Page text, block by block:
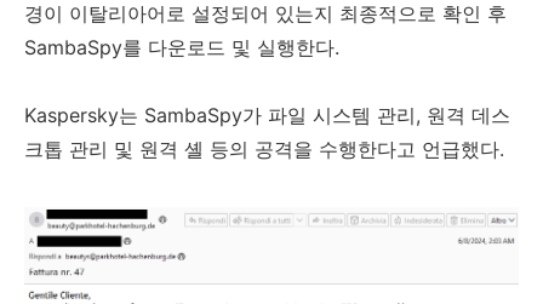
경이 이탈리아어로 설정되어 있는지 최종적으로 확인 후
SambaSpy를 다운로드 및 실행한다.
Kaspersky는 SambaSpy가 파일 시스템 관리, 원격 데스
크톱 관리 및 원격 셸 등의 공격을 수행한다고 언급했다.